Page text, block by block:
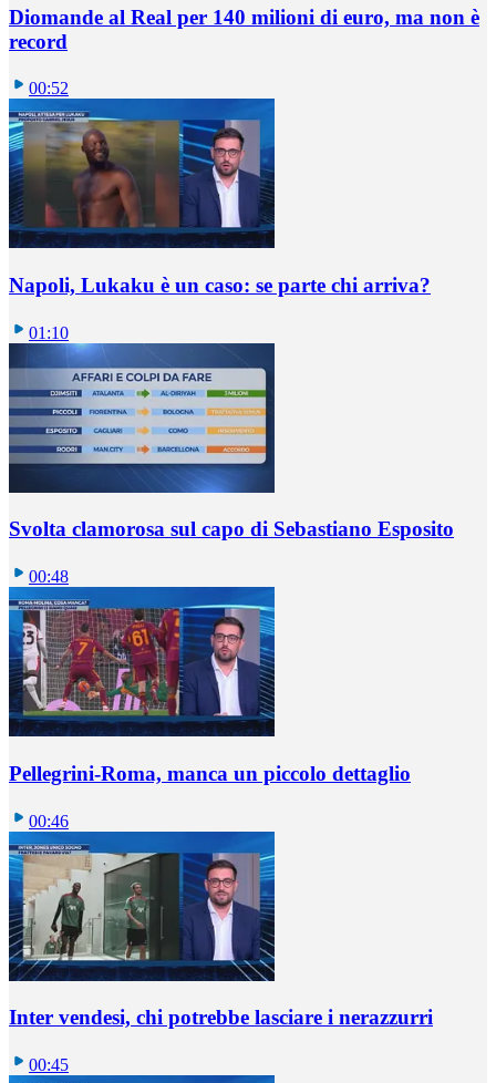
Diomande al Real per 140 milioni di euro, ma non è
record
00:52
Napoli, Lukaku è un caso: se parte chi arriva?
01:10
Svolta clamorosa sul capo di Sebastiano Esposito
00:48
Pellegrini-Roma, manca un piccolo dettaglio
00:46
Inter vendesi, chi potrebbe lasciare i nerazzurri
00:45